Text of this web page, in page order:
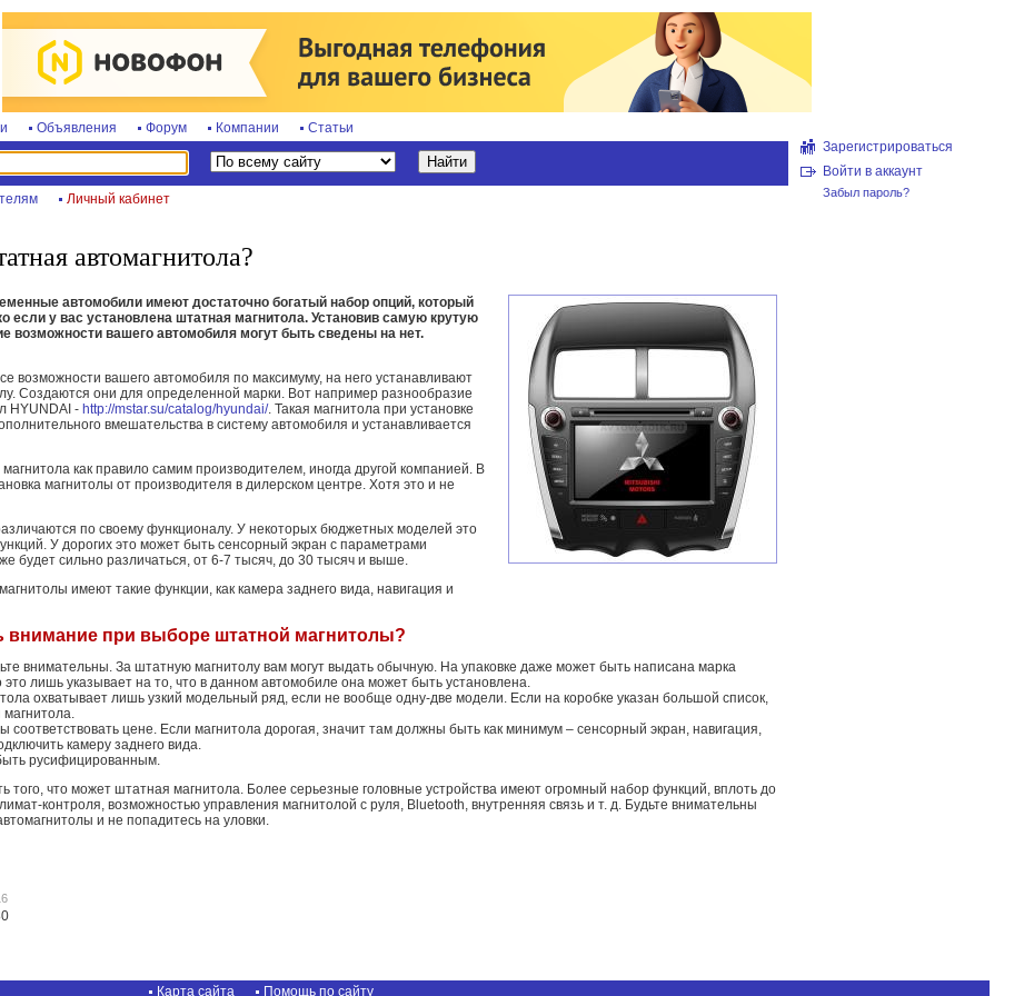
Объявления Форум Компании Статьи
Личный кабинет
Зарегистрироваться
Войти в аккаунт
Забыл пароль?
автомагнитола?
автомобили имеют достаточно богатый набор опций, который
если у вас установлена штатная магнитола. Установив самую крутую
возможности вашего автомобиля могут быть сведены на нет.
возможности вашего автомобиля по максимуму, на него устанавливают
Создаются они для определенной марки. Вот например разнообразие
HYUNDAI - http://mstar.su/catalog/hyundai/. Такая магнитола при установке
вмешательства в систему автомобиля и устанавливается
как правило самим производителем, иногда другой компанией. В
магнитолы от производителя в дилерском центре. Хотя это и не
по своему функционалу. У некоторых бюджетных моделей это
У дорогих это может быть сенсорный экран с параметрами
будет сильно различаться, от 6-7 тысяч, до 30 тысяч и выше.
имеют такие функции, как камера заднего вида, навигация и
внимание при выборе штатной магнитолы?
внимательны. За штатную магнитолу вам могут выдать обычную. На упаковке даже может быть написана марка
это лишь указывает на то, что в данном автомобиле она может быть установлена.
охватывает лишь узкий модельный ряд, если не вообще одну-две модели. Если на коробке указан большой список,
магнитола.
соответствовать цене. Если магнитола дорогая, значит там должны быть как минимум – сенсорный экран, навигация,
камеру заднего вида.
русифицированным.
того, что может штатная магнитола. Более серьезные головные устройства имеют огромный набор функций, вплоть до
контроля, возможностью управления магнитолой с руля, Bluetooth, внутренняя связь и т. д. Будьте внимательны
и не попадитесь на уловки.
Карта сайта Помощь по сайту